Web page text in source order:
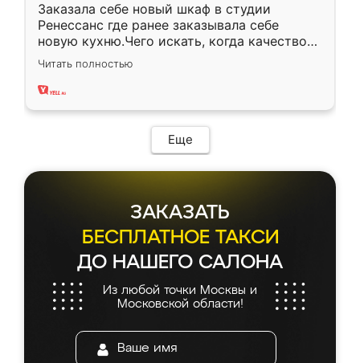
Заказала себе новый шкаф в студии
Ренессанс где ранее заказывала себе
новую кухню.Чего искать, когда качеством
вполне довольна. Служит кухня уже почти
два года, нареканий нет.
Читать полностью
Еще
ЗАКАЗАТЬ
БЕСПЛАТНОЕ ТАКСИ
ДО НАШЕГО САЛОНА
Из любой точки Москвы и
Московской области!